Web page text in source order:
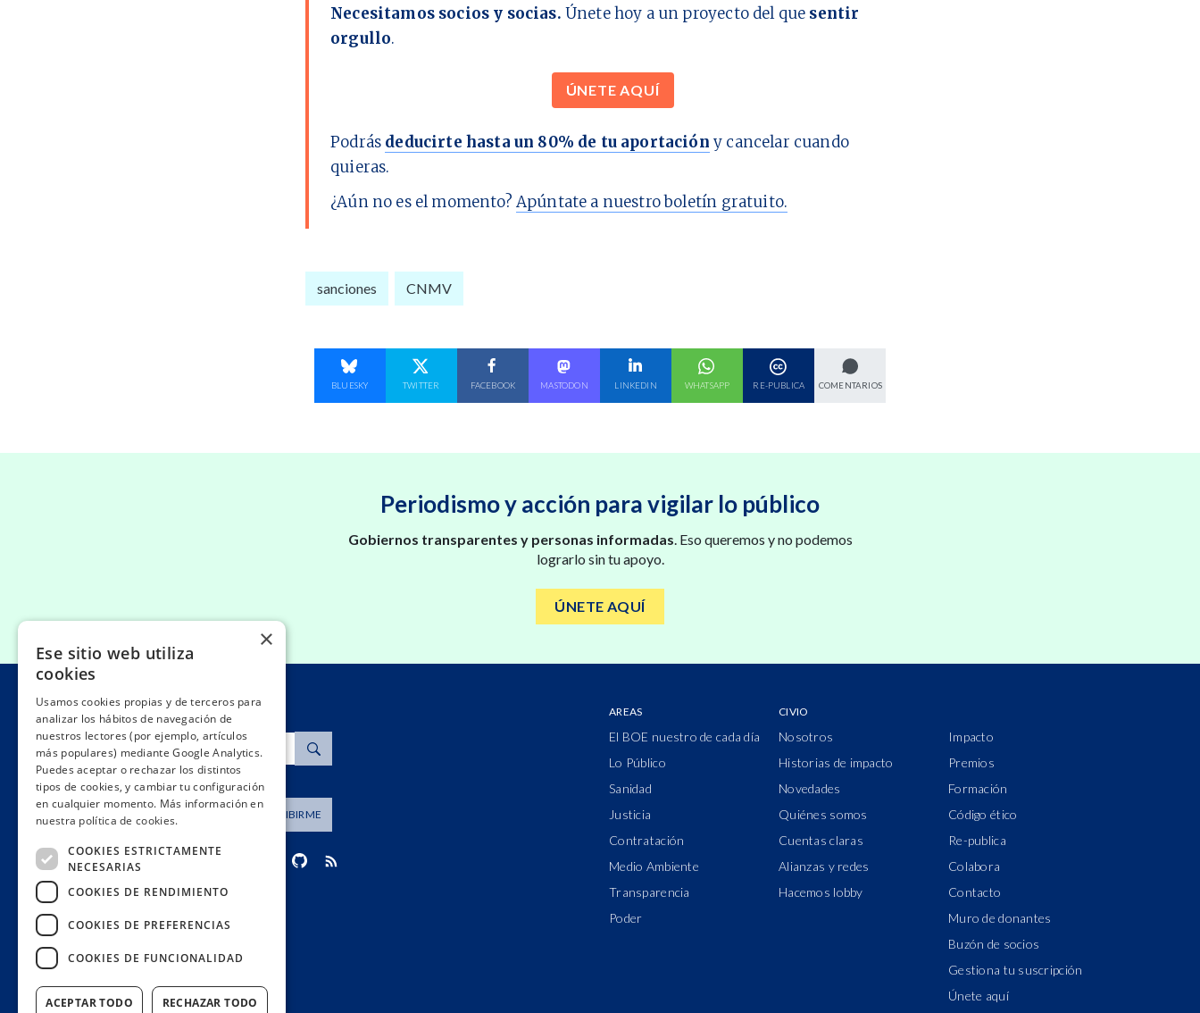
Necesitamos socios y socias. Únete hoy a un proyecto del que sentir
orgullo.
ÚNETE AQUÍ
Podrás deducirte hasta un 80% de tu aportación y cancelar cuando
quieras.
¿Aún no es el momento? Apúntate a nuestro boletín gratuito.
sanciones CNMV
COMPARTE EN
BLUESKY
COMPARTE EN
TWITTER
COMPARTE EN
FACEBOOK
COMPARTE EN
MASTODON
COMPARTE EN
LINKEDIN
COMPARTE EN
WHATSAPP RE-PUBLICA COMENTARIOS
Periodismo y acción para vigilar lo público
Gobiernos transparentes y personas informadas . Eso queremos y no podemos
lograrlo sin tu apoyo.
ÚNETE AQUÍ
Buscar
Dirección de correo SUSCRIBIRME
contacto@civio.es
AREAS
El BOE nuestro de cada día
Lo Público
Sanidad
Justicia
Contratación
Medio Ambiente
Transparencia
Poder
CIVIO
Nosotros
Historias de impacto
Novedades
Quiénes somos
Cuentas claras
Alianzas y redes
Hacemos lobby
Impacto
Premios
Formación
Código ético
Re-publica
Colabora
Contacto
Muro de donantes
Buzón de socios
Gestiona tu suscripción
Únete aquí
×
Ese sitio web utiliza
cookies
Usamos cookies propias y de terceros para
analizar los hábitos de navegación de
nuestros lectores (por ejemplo, artículos
más populares) mediante Google Analytics.
Puedes aceptar o rechazar los distintos
tipos de cookies, y cambiar tu configuración
en cualquier momento. Más información en
nuestra política de cookies.
COOKIES ESTRICTAMENTE
NECESARIAS
COOKIES DE RENDIMIENTO
COOKIES DE PREFERENCIAS
COOKIES DE FUNCIONALIDAD
ACEPTAR TODO RECHAZAR TODO